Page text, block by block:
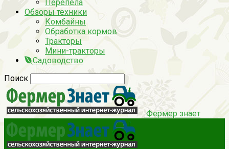
Перепела
Обзоры техники
Комбайны
Обработка кормов
Тракторы
Мини-тракторы
Садоводство
Поиск
Фермер знает